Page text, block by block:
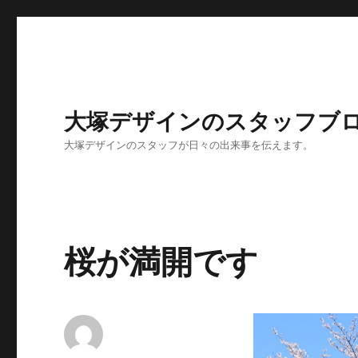
大塚デザインのスタッフブ
大塚デザインのスタッフが日々の出来事を伝えます。
桜が満開です